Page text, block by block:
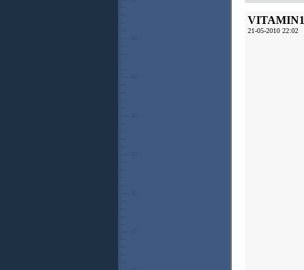
VITAMIN1
21-05-2010 22:02